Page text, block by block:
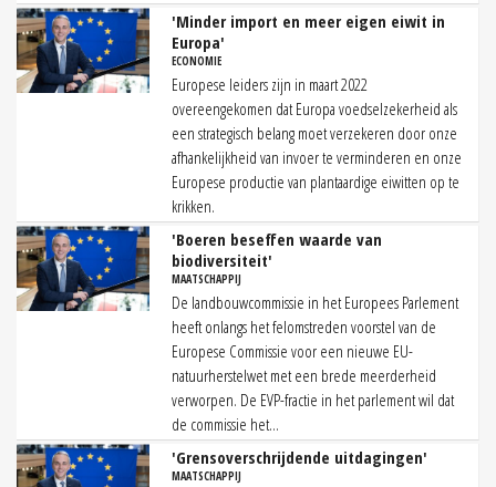
'Minder import en meer eigen eiwit in
Europa'
ECONOMIE
Europese leiders zijn in maart 2022
overeengekomen dat Europa voedselzekerheid als
een strategisch belang moet verzekeren door onze
afhankelijkheid van invoer te verminderen en onze
Europese productie van plantaardige eiwitten op te
krikken.
'Boeren beseffen waarde van
biodiversiteit'
MAATSCHAPPIJ
De landbouwcommissie in het Europees Parlement
heeft onlangs het felomstreden voorstel van de
Europese Commissie voor een nieuwe EU-
natuurherstelwet met een brede meerderheid
verworpen. De EVP-fractie in het parlement wil dat
de commissie het...
'Grensoverschrijdende uitdagingen'
MAATSCHAPPIJ